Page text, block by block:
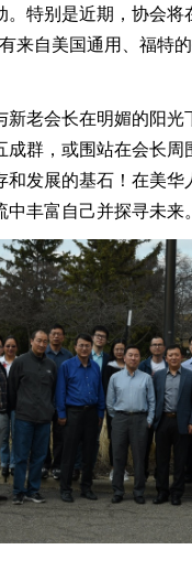
特别是近期，协会将
来自美国通用、福特
新老会长在明媚的阳
成群，或围站在会长
和发展的基石！在美
丰富自己并探寻未来。